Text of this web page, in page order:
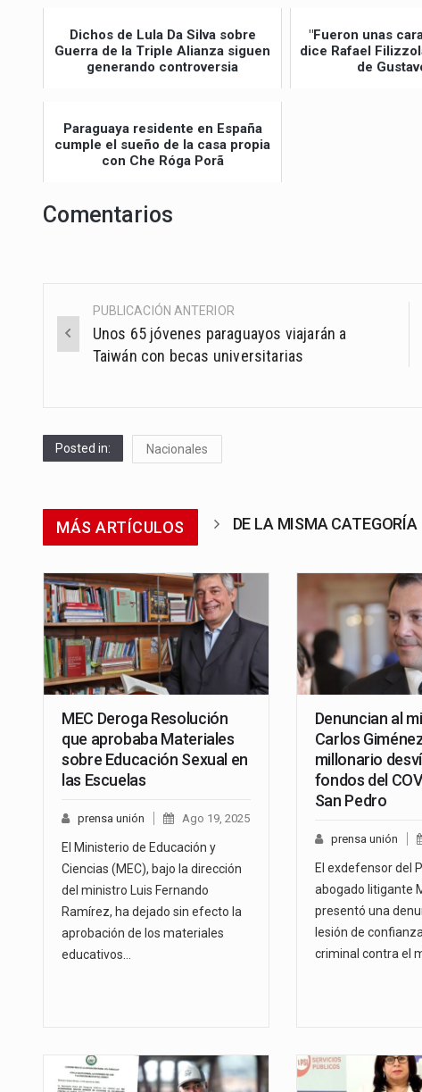
Dichos de Lula Da Silva sobre
Guerra de la Triple Alianza siguen
generando controversia
"Fueron unas
dice Rafael
de
Paraguaya residente en España
cumple el sueño de la casa propia
con Che Róga Porã
Comentarios
Post
navigation
PUBLICACIÓN ANTERIOR
Unos 65 jóvenes paraguayos viajarán a
Taiwán con becas universitarias
Posted in: Nacionales
MÁS ARTÍCULOS DE LA MISMA CATEGORÍA
MEC Deroga Resolución
que aprobaba Materiales
sobre Educación Sexual en
las Escuelas
prensa unión Ago 19, 2025
El Ministerio de Educación y
Ciencias (MEC), bajo la dirección
del ministro Luis Fernando
Ramírez, ha dejado sin efecto la
aprobación de los materiales
educativos…
Denuncian al
Carlos
millonario
fondos del
San Pedro
prensa unión
El exdefensor del
abogado litigante
presentó una
lesión de
criminal contra el